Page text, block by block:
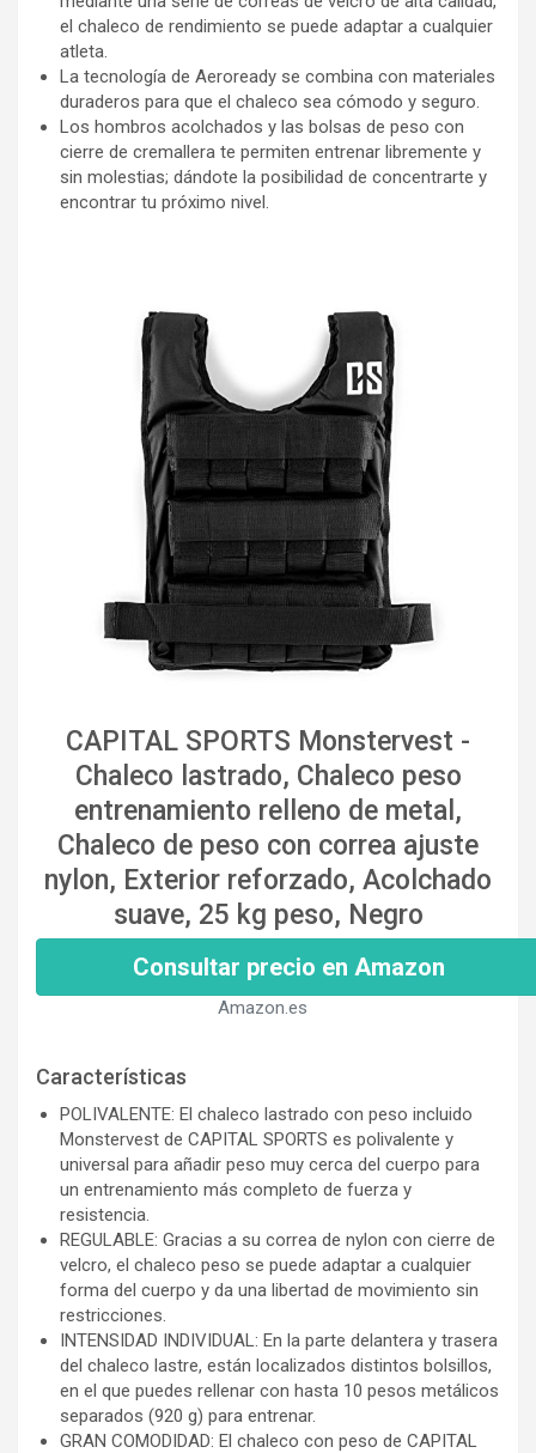
el chaleco de rendimiento se puede adaptar a cualquier
atleta.
La tecnología de Aeroready se combina con materiales
duraderos para que el chaleco sea cómodo y seguro.
Los hombros acolchados y las bolsas de peso con
cierre de cremallera te permiten entrenar libremente y
sin molestias; dándote la posibilidad de concentrarte y
encontrar tu próximo nivel.
CAPITAL SPORTS Monstervest -
Chaleco lastrado, Chaleco peso
entrenamiento relleno de metal,
Chaleco de peso con correa ajuste
nylon, Exterior reforzado, Acolchado
suave, 25 kg peso, Negro
Consultar precio en Amazon
Amazon.es
Características
POLIVALENTE: El chaleco lastrado con peso incluido
Monstervest de CAPITAL SPORTS es polivalente y
universal para añadir peso muy cerca del cuerpo para
un entrenamiento más completo de fuerza y
resistencia.
REGULABLE: Gracias a su correa de nylon con cierre de
velcro, el chaleco peso se puede adaptar a cualquier
forma del cuerpo y da una libertad de movimiento sin
restricciones.
INTENSIDAD INDIVIDUAL: En la parte delantera y trasera
del chaleco lastre, están localizados distintos bolsillos,
en el que puedes rellenar con hasta 10 pesos metálicos
separados (920 g) para entrenar.
GRAN COMODIDAD: El chaleco con peso de CAPITAL